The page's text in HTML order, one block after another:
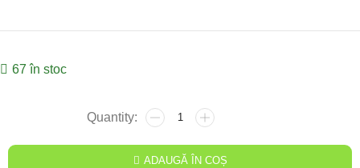
67 în stoc
ADAUGĂ ÎN COȘ